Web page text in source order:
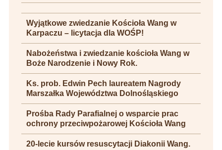
Wyjątkowe zwiedzanie Kościoła Wang w
Karpaczu – licytacja dla WOŚP!
Nabożeństwa i zwiedzanie kościoła Wang w
Boże Narodzenie i Nowy Rok.
Ks. prob. Edwin Pech laureatem Nagrody
Marszałka Województwa Dolnośląskiego
Prośba Rady Parafialnej o wsparcie prac
ochrony przeciwpożarowej Kościoła Wang
20-lecie kursów resuscytacji Diakonii Wang.